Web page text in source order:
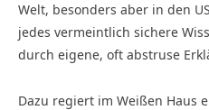
Welt, besonders aber in den
jedes vermeintlich sichere
durch eigene, oft abstruse
Dazu regiert im Weißen Haus